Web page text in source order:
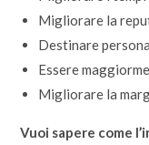
Migliorare la
Destinare
Essere
Migliorare la
Vuoi sapere come